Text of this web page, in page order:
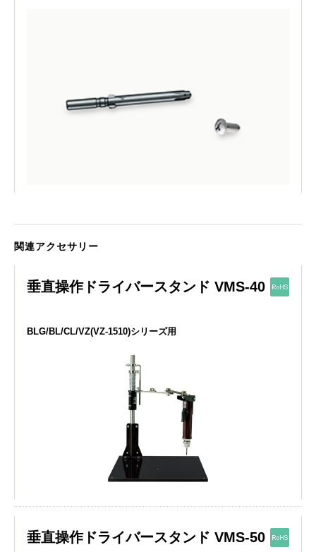
関連アクセサリー
垂直操作ドライバースタンド VMS-40
BLG/BL/CL/VZ(VZ-1510)シリーズ用
垂直操作ドライバースタンド VMS-50